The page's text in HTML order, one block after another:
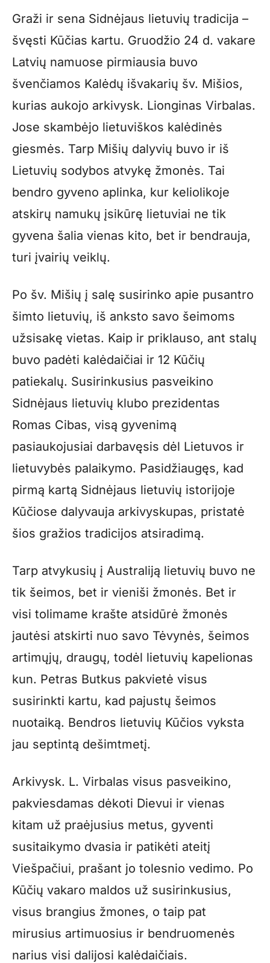
Graži ir sena Sidnėjaus lietuvių tradicija –
švęsti Kūčias kartu. Gruodžio 24 d. vakare
Latvių namuose pirmiausia buvo
švenčiamos Kalėdų išvakarių šv. Mišios,
kurias aukojo arkivysk. Lionginas Virbalas.
Jose skambėjo lietuviškos kalėdinės
giesmės. Tarp Mišių dalyvių buvo ir iš
Lietuvių sodybos atvykę žmonės. Tai
bendro gyveno aplinka, kur keliolikoje
atskirų namukų įsikūrę lietuviai ne tik
gyvena šalia vienas kito, bet ir bendrauja,
turi įvairių veiklų.
Po šv. Mišių į salę susirinko apie pusantro
šimto lietuvių, iš anksto savo šeimoms
užsisakę vietas. Kaip ir priklauso, ant stalų
buvo padėti kalėdaičiai ir 12 Kūčių
patiekalų. Susirinkusius pasveikino
Sidnėjaus lietuvių klubo prezidentas
Romas Cibas, visą gyvenimą
pasiaukojusiai darbavęsis dėl Lietuvos ir
lietuvybės palaikymo. Pasidžiaugęs, kad
pirmą kartą Sidnėjaus lietuvių istorijoje
Kūčiose dalyvauja arkivyskupas, pristatė
šios gražios tradicijos atsiradimą.
Tarp atvykusių į Australiją lietuvių buvo ne
tik šeimos, bet ir vieniši žmonės. Bet ir
visi tolimame krašte atsidūrė žmonės
jautėsi atskirti nuo savo Tėvynės, šeimos
artimųjų, draugų, todėl lietuvių kapelionas
kun. Petras Butkus pakvietė visus
susirinkti kartu, kad pajustų šeimos
nuotaiką. Bendros lietuvių Kūčios vyksta
jau septintą dešimtmetį.
Arkivysk. L. Virbalas visus pasveikino,
pakviesdamas dėkoti Dievui ir vienas
kitam už praėjusius metus, gyventi
susitaikymo dvasia ir patikėti ateitį
Viešpačiui, prašant jo tolesnio vedimo. Po
Kūčių vakaro maldos už susirinkusius,
visus brangius žmones, o taip pat
mirusius artimuosius ir bendruomenės
narius visi dalijosi kalėdaičiais.